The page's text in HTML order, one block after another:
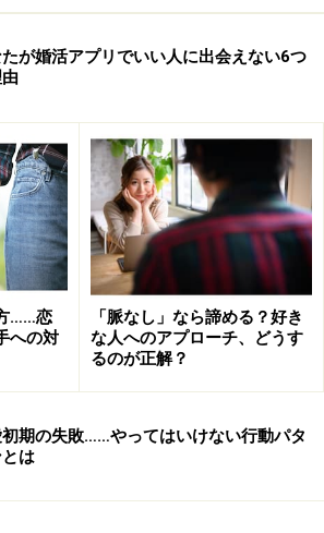
が婚活アプリでいい人に出会えない6つ
……恋
への対
「脈なし」なら諦める？好き
な人へのアプローチ、どうす
るのが正解？
期の失敗……やってはいけない行動パタ
は